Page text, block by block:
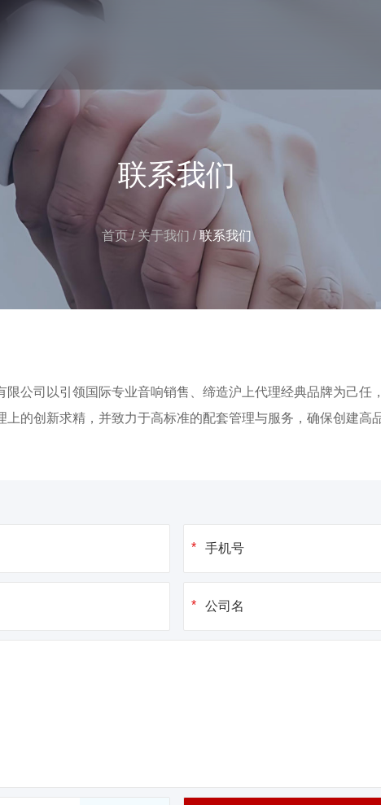
联系我们
首页/ 关于我们 /联系我们
限公司以引领国际专业音响销售、缔造沪上代理经典品牌为己
上的创新求精，并致力于高标准的配套管理与服务，确保创建高